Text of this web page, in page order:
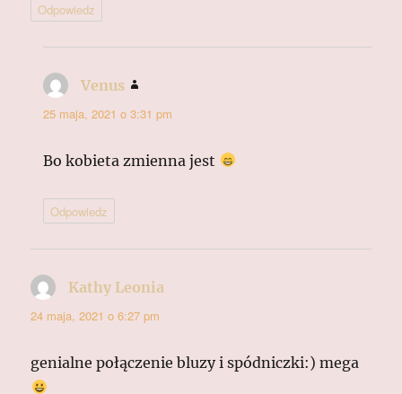
Odpowiedz
Venus
25 maja, 2021 o 3:31 pm
Bo kobieta zmienna jest
Odpowiedz
Kathy Leonia
24 maja, 2021 o 6:27 pm
genialne połączenie bluzy i spódniczki:) mega